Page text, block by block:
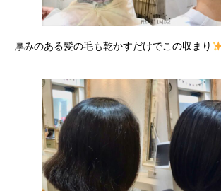
厚みのある髪の毛も乾かすだけでこの収まり